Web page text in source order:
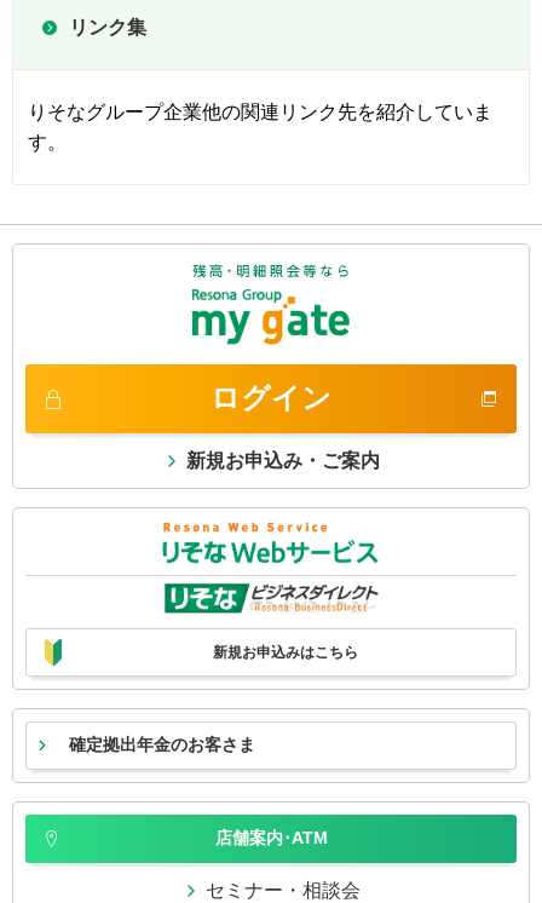
リンク集
りそなグループ企業他の関連リンク先を紹介していま
す。
ログイン
新規お申込み・ご案内
新規お申込みはこちら
確定拠出年金のお客さま
店舗案内･ATM
セミナー・相談会